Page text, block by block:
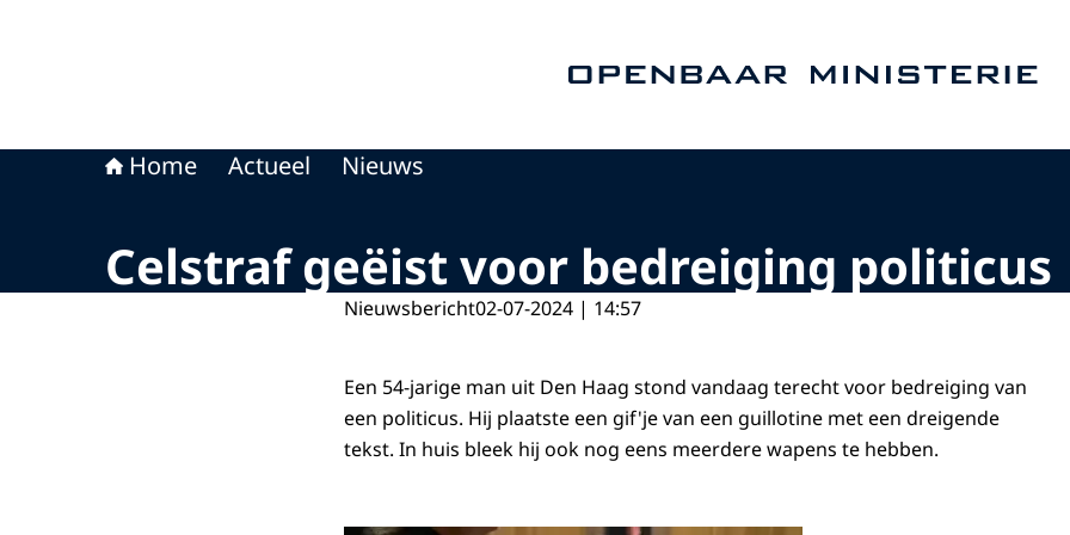
Home Actueel Nieuws
Celstraf geëist voor bedreiging politicus
Nieuwsbericht02-07-2024 | 14:57
Een 54-jarige man uit Den Haag stond vandaag terecht voor bedreiging van
een politicus. Hij plaatste een gif'je van een guillotine met een dreigende
tekst. In huis bleek hij ook nog eens meerdere wapens te hebben.